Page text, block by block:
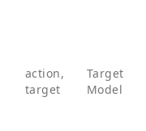
action,
target
Target
Model